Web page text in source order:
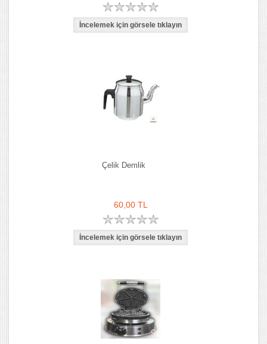
Çelik Demlik
60,00 TL